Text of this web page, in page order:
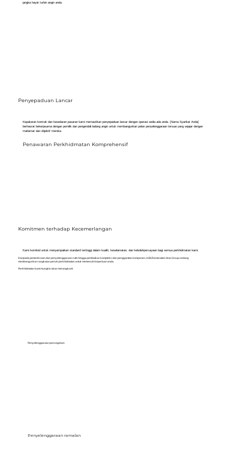
Penawaran Perkhidmatan Komprehensif
Daripada pemeriksaan dan penyelenggaraan rutin hingga pembaikan kompleks dan penggantian komponen, HSS Restoration Asia Group sedang
membangunkan rangkaian penuh perkhidmatan untuk memenuhi keperluan anda.
Perkhidmatan kami mungkin akan merangkumi:
Penyelenggaraan pencegahan
Penyelenggaraan ramalan
jangka hayat turbin angin anda.
Penyepaduan Lancar
Kepakaran kontrak dan kesedaran pasaran kami memastikan penyepaduan lancar dengan operasi sedia ada anda. [Nama Syarikat Anda]
berhasrat bekerjasama dengan pemilik dan pengendali ladang angin untuk membangunkan pelan penyelenggaraan tersuai yang sejajar dengan
matlamat dan objektif mereka.
Komitmen terhadap Kecemerlangan
Kami komited untuk menyampaikan standard tertinggi dalam kualiti, keselamatan, dan kebolehpercayaan bagi semua perkhidmatan kami.